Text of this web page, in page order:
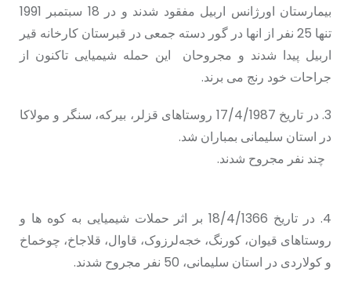
بیمارستان اورژانس اربیل مفقود شدند و در 18 سبتمبر 1991
تنها 25 نفر از انها در گور دسته جمعی در قبرستان کارخانه قیر
اربیل پیدا شدند و مجروحان این حملە شیمیایی تاکنون از
جراحات خود رنج می برند.
3. در تاریخ 17/4/1987 روستاهای قزلر، بیرکه، سنگر و مولاکا
در استان سلیمانی بمباران شد.
چند نفر مجروح شدند.
4. در تاریخ 18/4/1366 بر اثر حملات شیمیایی به کوه ها و
روستاهای قیوان، کورنگ، خجەلرزوک، قاوال، قلاجاخ، چوخماخ
و کولاردی در استان سلیمانی، 50 نفر مجروح شدند.